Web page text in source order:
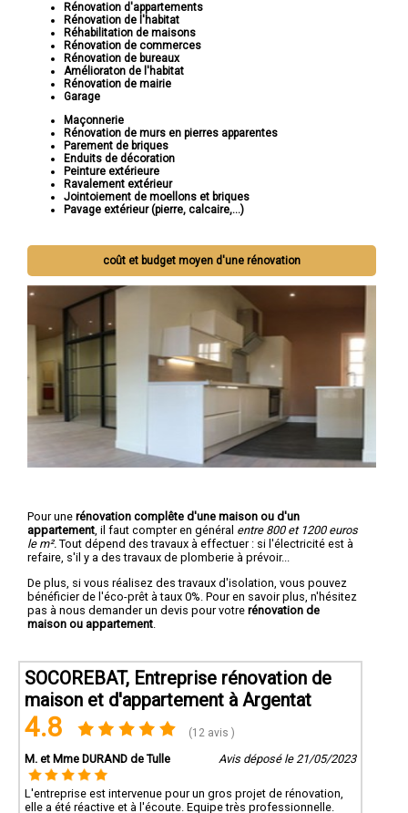
Rénovation d'appartements
Rénovation de l'habitat
Réhabilitation de maisons
Rénovation de commerces
Rénovation de bureaux
Amélioraton de l'habitat
Rénovation de mairie
Garage
Maçonnerie
Rénovation de murs en pierres apparentes
Parement de briques
Enduits de décoration
Peinture extérieure
Ravalement extérieur
Jointoiement de moellons et briques
Pavage extérieur (pierre, calcaire,...)
coût et budget moyen d'une rénovation
Pour une rénovation complête d'une maison ou d'un
appartement , il faut compter en général entre 800 et 1200 euros
le m². Tout dépend des travaux à effectuer : si l'électricité est à
refaire, s'il y a des travaux de plomberie à prévoir...
De plus, si vous réalisez des travaux d'isolation, vous pouvez
bénéficier de l'éco-prêt à taux 0%. Pour en savoir plus, n'hésitez
pas à nous demander un devis pour votre rénovation de
maison ou appartement
SOCOREBAT, Entreprise rénovation de
maison et d'appartement à Argentat
4.8 (12 avis )
M. et Mme DURAND de Tulle Avis déposé le 21/05/2023
L'entreprise est intervenue pour un gros projet de rénovation,
elle a été réactive et à l'écoute. Equipe très professionnelle.